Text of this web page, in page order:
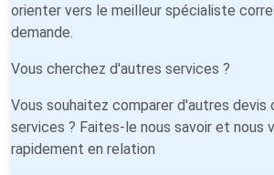
orienter vers le meilleur spécialiste
demande.
Vous cherchez d'autres services ?
Vous souhaitez comparer d'autres devis
services ? Faites-le nous savoir et nous
rapidement en relation